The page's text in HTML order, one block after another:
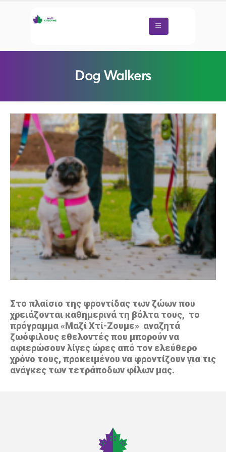
Dog Walkers
Στο πλαίσιο της φροντίδας των ζώων που
χρειάζονται καθημερινά τη βόλτα τους, το
πρόγραμμα «Μαζί Χτί-Ζουμε» αναζητά
ζωόφιλους εθελοντές που μπορούν να
αφιερώσουν λίγες ώρες από τον ελεύθερο
χρόνο τους, προκειμένου να φροντίζουν για τις
ανάγκες των τετράποδων φίλων μας.